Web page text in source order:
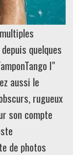
quelques
I"
aussi le
rugueux
son compte
de photos